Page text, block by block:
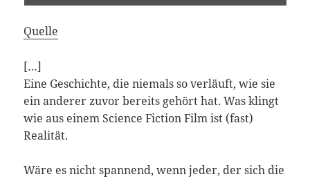
Quelle
[…]
Eine Geschichte, die niemals so verläuft, wie sie
ein anderer zuvor bereits gehört hat. Was klingt
wie aus einem Science Fiction Film ist (fast)
Realität.
Wäre es nicht spannend, wenn jeder, der sich die